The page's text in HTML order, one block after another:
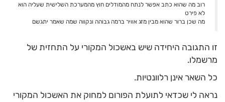
רוב מה שהוא כתב אפשר לנתח מהמודלים חוץ מהמערכת השלישית שעליה הוא
לא פירט
מה שכן ברור שהוא מבין מזג אוויר ברמה גבוהה ונקווה שמה שאמר יתגשם
זו התגובה היחידה שיש באשכול המקורי על התחזית של
מרשמלו.
כל השאר אינן רלוונטיות.
נראה לי שכדאי לתועלת הפורום למחוק את האשכול המקורי